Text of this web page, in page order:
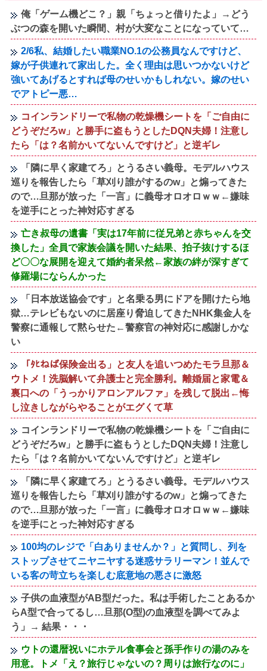
俺「ゲーム機どこ？」親「ちょっと借りたよ」→どう
ぶつの森を開いた瞬間、村が大変なことになっていて…
2/6私、結婚したい職業NO.1の公務員なんですけど、
嫁が子供連れて家出した。全く理由は思いつかないけど
強いてあげるとすれば母のせいかもしれない。嫁のせい
でアトピー悪…
コインランドリーで私物の乾燥機シートを「ご自由に
どうぞだろw」と勝手に盗もうとしたDQN夫婦！注意し
たら「は？名前かいてないんですけど」と逆ギレ
「隣に早く家建てろ」とうるさい義母。モデルハウス
巡りを報告したら「草刈り誰がするのw」と煽ってきた
ので…旦那が放った「一言」に義母オロオロｗｗ←嫌味
を逆手にとった神対応すぎる
亡き叔母の遺書「実は17年前に従兄弟と赤ちゃんを交
換した」全員で家族会議を開いた結果、拍子抜けするほ
ど〇〇な展開を迎えて婚約者呆然←家族の絆が深すぎて
修羅場にならんかった
「日本放送協会です」と名乗る男にドアを開けたら地
獄…テレビもないのに居座り脅迫してきたNHK集金人を
警察に通報して黙らせた←警察官の神対応に感謝しかな
い
「ﾀﾋねば保険金出る」と友人を追いつめたモラ旦那＆
ウトメ！洗脳解いて弁護士と完全勝利。離婚届と家電＆
裏口への「うっかりアロンアルファ」を残して脱出←悔
し泣きしながらやることがエグくて草
コインランドリーで私物の乾燥機シートを「ご自由に
どうぞだろw」と勝手に盗もうとしたDQN夫婦！注意し
たら「は？名前かいてないんですけど」と逆ギレ
「隣に早く家建てろ」とうるさい義母。モデルハウス
巡りを報告したら「草刈り誰がするのw」と煽ってきた
ので…旦那が放った「一言」に義母オロオロｗｗ←嫌味
を逆手にとった神対応すぎる
100均のレジで「白ありませんか？」と質問し、列を
ストップさせてニヤニヤする迷惑サラリーマン！並んで
いる客の苛立ちを楽しむ底意地の悪さに激怒
子供の血液型がAB型だった。私は手術したことあるか
らA型で合ってるし…旦那(O型)の血液型を調べてみよ
う」→ 結果・・・
ウトの還暦祝いにホテル食事会と孫手作りの湯のみを
用意。トメ「え？旅行じゃないの？周りは旅行なのに」